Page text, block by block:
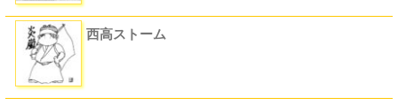
西高ストーム